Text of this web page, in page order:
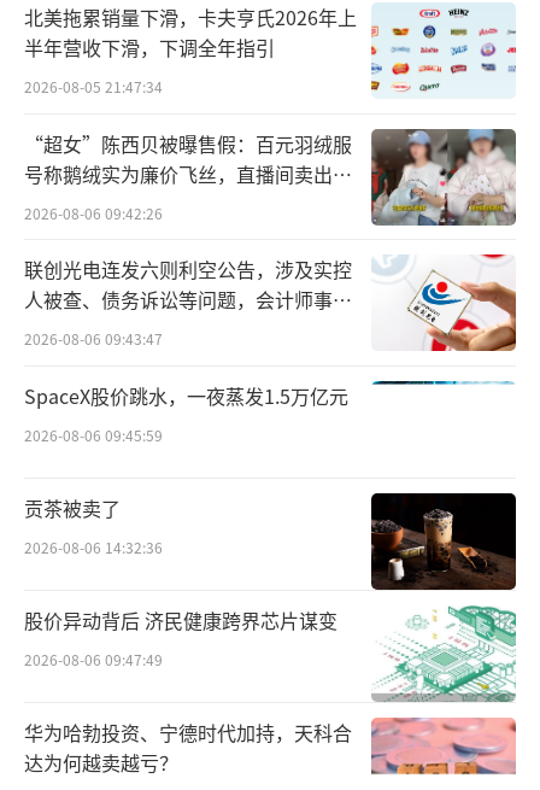
但如鸿辉光通这般高频次地更换券商，确
实不多见。一位市场人士表示，这或与每家券
商对于风险的判断程度不同有关。更有券商投
行人士直言，拟IPO公司频繁更换保荐机构影响
其实很大，多数是企业本身存在问题，比如在
辅导过程中不积极配合、有瞒报等行为。
因此，北交所也要求鸿辉光通详细说明，
近年频繁更换辅导机构、主办券商、财务负责
人的原因，是否反映发行人在满足发行上市条
件方面存在较大风险，如有，请说明涉及哪些
方面及事项。
值得一提的是，招股书中，鸿辉光通谈到
了前任财务负责人变动的原因，不管是叶刚还
是严伟的辞职均为“个人原因”，而起到“承
上启下”作用的严伟，从上任到离任其实不过
刚满两年。但详情如何，仍需鸿辉光通回复后
三度上市胜算如何？
北美拖累销量下滑，卡夫亨氏2026年上
半年营收下滑，下调全年指引
2026-08-05 21:47:34
“超女”陈西贝被曝售假：百元羽绒服
号称鹅绒实为廉价飞丝，直播间卖出超
百万元
2026-08-06 09:42:26
联创光电连发六则利空公告，涉及实控
人被查、债务诉讼等问题，会计师事务
所曾出具“保留意见”
2026-08-06 09:43:47
SpaceX股价跳水，一夜蒸发1.5万亿元
2026-08-06 09:45:59
贡茶被卖了
2026-08-06 14:32:36
股价异动背后 济民健康跨界芯片谋变
2026-08-06 09:47:49
华为哈勃投资、宁德时代加持，天科合
达为何越卖越亏？